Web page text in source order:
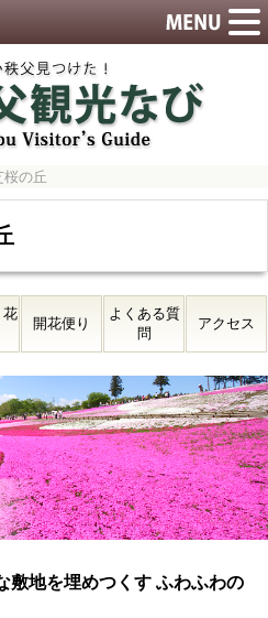
の丘
花
開花便り
よくある質
問
アクセス
敷地を埋めつくす ふわふわの